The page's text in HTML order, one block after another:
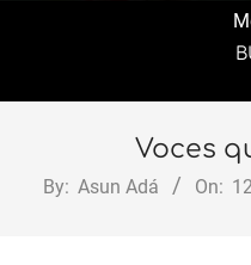
Voces
By: Asun Adá On: